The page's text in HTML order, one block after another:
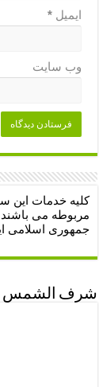
ایمیل*
وب‌ سایت
کلیه خدمات این
مربوطه می باشند
جمهوری اسلامی
شرف الشمس